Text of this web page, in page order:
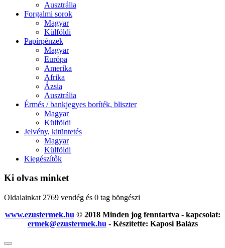
Ausztrália
Forgalmi sorok
Magyar
Külföldi
Papírpénzek
Magyar
Európa
Amerika
Afrika
Ázsia
Ausztrália
Érmés / bankjegyes boríték, bliszter
Magyar
Külföldi
Jelvény, kitüntetés
Magyar
Külföldi
Kiegészítők
Ki olvas minket
Oldalainkat 2769 vendég és 0 tag böngészi
www.ezustermek.hu © 2018 Minden jog fenntartva - kapcsolat:
ermek@ezustermek.hu - Készítette: Kaposi Balázs